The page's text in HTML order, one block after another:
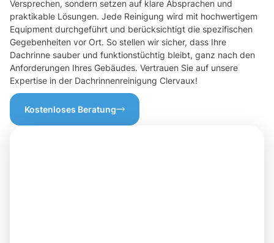
Versprechen, sondern setzen auf klare Absprachen und
praktikable Lösungen. Jede Reinigung wird mit hochwertigem
Equipment durchgeführt und berücksichtigt die spezifischen
Gegebenheiten vor Ort. So stellen wir sicher, dass Ihre
Dachrinne sauber und funktionstüchtig bleibt, ganz nach den
Anforderungen Ihres Gebäudes. Vertrauen Sie auf unsere
Expertise in der Dachrinnenreinigung Clervaux!
Kostenloses Beratung